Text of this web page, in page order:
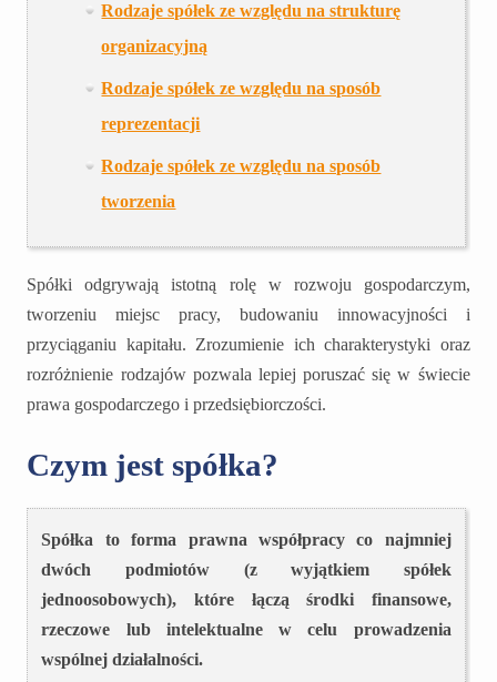
Rodzaje spółek ze względu na strukturę
organizacyjną
Rodzaje spółek ze względu na sposób
reprezentacji
Rodzaje spółek ze względu na sposób
tworzenia
Spółki odgrywają istotną rolę w rozwoju gospodarczym,
tworzeniu miejsc pracy, budowaniu innowacyjności i
przyciąganiu kapitału. Zrozumienie ich charakterystyki oraz
rozróżnienie rodzajów pozwala lepiej poruszać się w świecie
prawa gospodarczego i przedsiębiorczości.
Czym jest spółka?
Spółka to forma prawna współpracy co najmniej
dwóch podmiotów (z wyjątkiem spółek
jednoosobowych), które łączą środki finansowe,
rzeczowe lub intelektualne w celu prowadzenia
wspólnej działalności.